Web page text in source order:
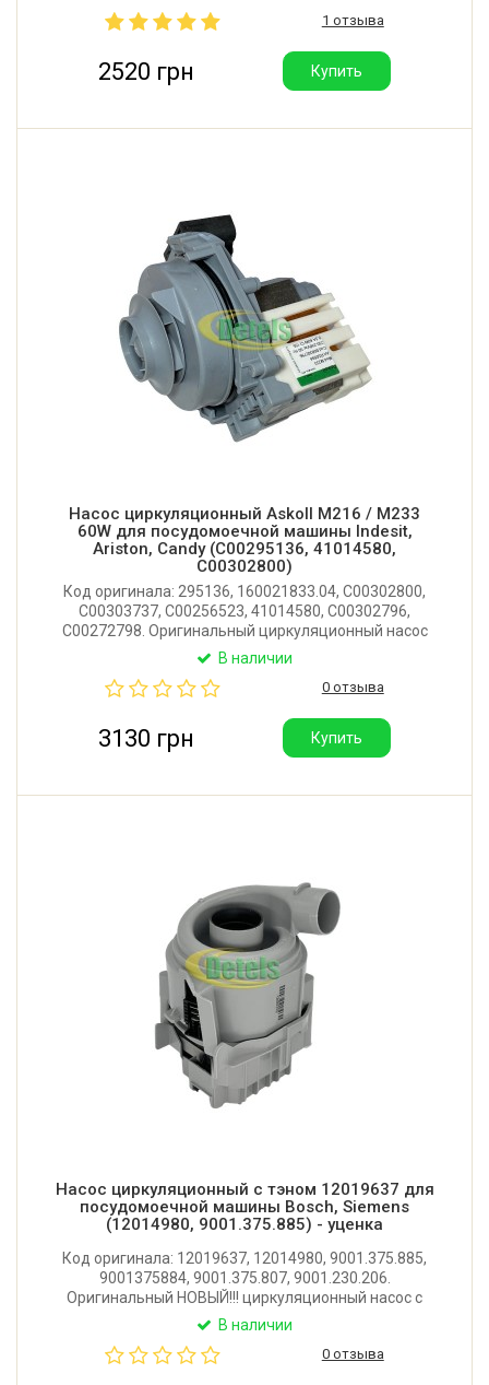
160029441. Производитель: Bleckmann (Германия).
1 отзыва
2520 грн Купить
Насос циркуляционный Askoll M216 / M233
60W для посудомоечной машины Indesit,
Ariston, Candy (C00295136, 41014580,
C00302800)
Код оригинала: 295136, 160021833.04, C00302800,
C00303737, C00256523, 41014580, C00302796,
C00272798. Оригинальный циркуляционный насос
для посудомоечной машины Indesit, Ariston, Candy,
Производитель: Askoll (Словакия).
В наличии
0 отзыва
3130 грн Купить
Насос циркуляционный с тэном 12019637 для
посудомоечной машины Bosch, Siemens
(12014980, 9001.375.885) - уценка
Код оригинала: 12019637, 12014980, 9001.375.885,
9001375884, 9001.375.807, 9001.230.206.
Оригинальный НОВЫЙ!!! циркуляционный насос с
тэном для посудомоечной машины Bosch, Siemens.
корпусе, не влияющие на работоспособность.
В наличии
0 отзыва